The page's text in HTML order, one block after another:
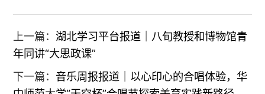
上一篇： 湖北学习平台报道｜八旬教授和博物馆青
年同讲“大思政课”
下一篇： 音乐周报报道｜以心印心的合唱体验，华